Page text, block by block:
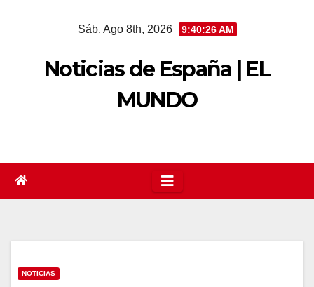
Sáb. Ago 8th, 2026 9:40:27 AM
Noticias de España | EL
MUNDO
NOTICIAS